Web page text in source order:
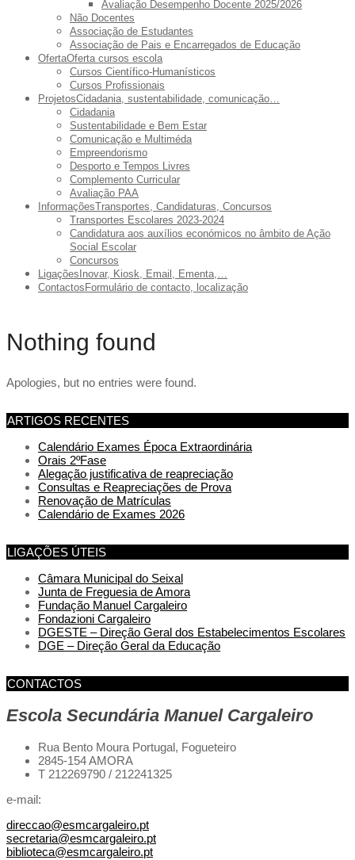
Avaliação Desempenho Docente 2025/2026
Não Docentes
Associação de Estudantes
Associação de Pais e Encarregados de Educação
OfertaOferta cursos escola
Cursos Científico-Humanísticos
Cursos Profissionais
ProjetosCidadania, sustentabilidade, comunicação…
Cidadania
Sustentabilidade e Bem Estar
Comunicação e Multiméda
Empreendorismo
Desporto e Tempos Livres
Complemento Curricular
Avaliação PAA
InformaçõesTransportes, Candidaturas, Concursos
Transportes Escolares 2023-2024
Candidatura aos auxílios económicos no âmbito de Ação
Social Escolar
Concursos
Ligações Inovar, Kiosk, Email, Ementa,…
Contactos Formulário de contacto, localização
Nothing found
Apologies, but no entries were found.
ARTIGOS RECENTES
Calendário Exames Época Extraordinária
Orais 2ºFase
Alegação justificativa de reapreciação
Consultas e Reapreciações de Prova
Renovação de Matrículas
Calendário de Exames 2026
LIGAÇÕES ÚTEIS
Câmara Municipal do Seixal
Junta de Freguesia de Amora
Fundação Manuel Cargaleiro
Fondazioni Cargaleiro
DGESTE – Direção Geral dos Estabelecimentos Escolares
DGE – Direção Geral da Educação
CONTACTOS
Escola Secundária Manuel Cargaleiro
Rua Bento Moura Portugal, Fogueteiro
2845-154 AMORA
T 212269790 / 212241325
e-mail:
direccao@esmcargaleiro.pt
secretaria@esmcargaleiro.pt
biblioteca@esmcargaleiro.pt